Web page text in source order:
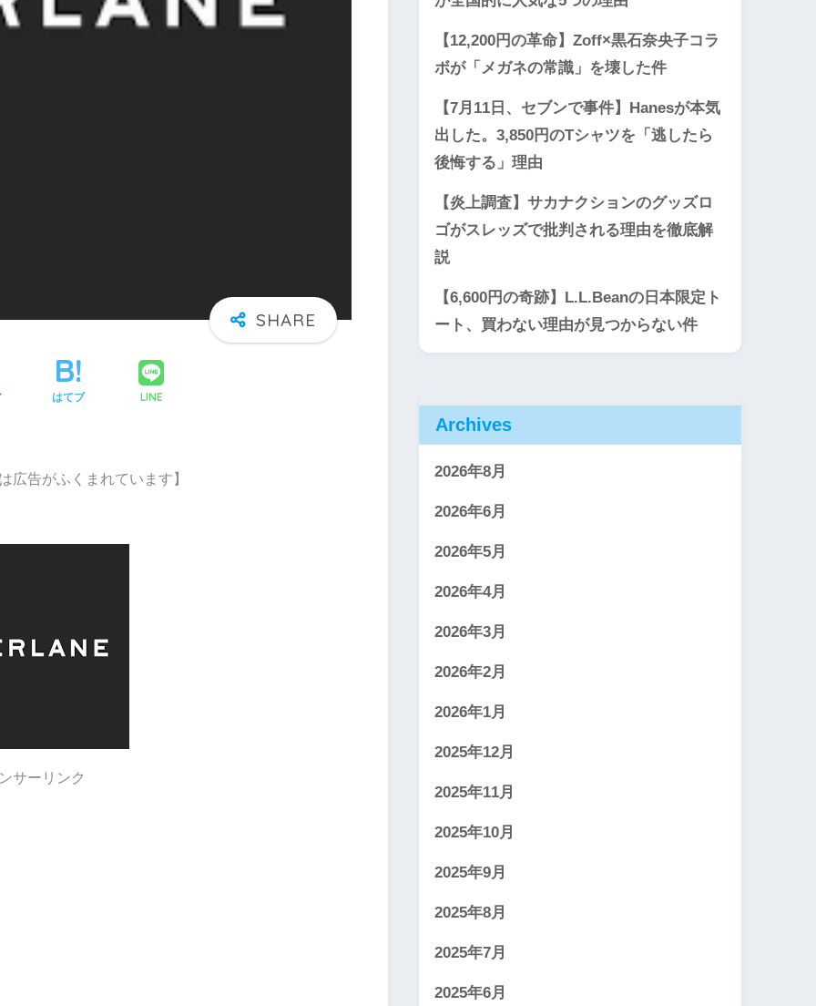
はてブ LINE
広告がふくまれています】
サーリンク
【12,200円の革命】Zoff×黒石奈央子コラ
ボが「メガネの常識」を壊した件
【7月11日、セブンで事件】Hanesが本気
出した。3,850円のTシャツを「逃したら
後悔する」理由
【炎上調査】サカナクションのグッズロ
ゴがスレッズで批判される理由を徹底解
説
【6,600円の奇跡】L.L.Beanの日本限定ト
ート、買わない理由が見つからない件
Archives
2026年8月
2026年6月
2026年5月
2026年4月
2026年3月
2026年2月
2026年1月
2025年12月
2025年11月
2025年10月
2025年9月
2025年8月
2025年7月
2025年6月